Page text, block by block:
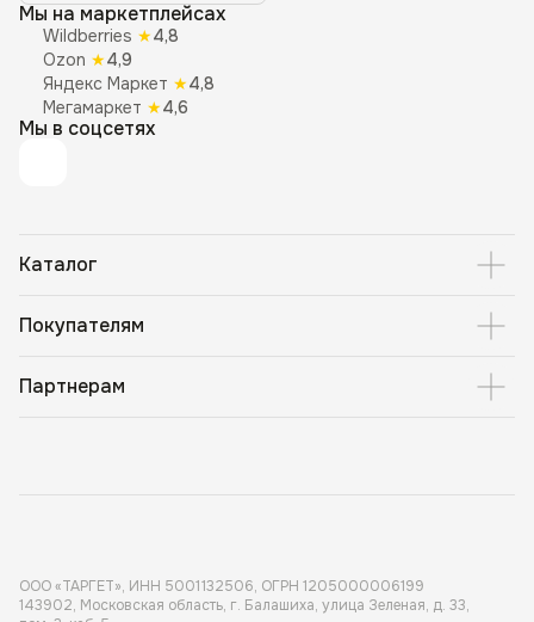
Мы на маркетплейсах
Wildberries ★4,8
Ozon ★4,9
Яндекс Маркет ★4,8
Мегамаркет ★4,6
Мы в соцсетях
Каталог
Покупателям
Партнерам
ООО «ТАРГЕТ», ИНН 5001 132506, ОГРН 1205000006199
143902, Московская область, г. Балашиха, улица Зеленая, д. 33,